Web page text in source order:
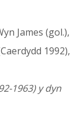
James (gol.),
1992),
1963) y dyn